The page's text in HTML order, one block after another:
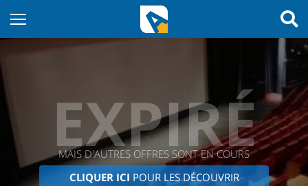
EXPIRÉ
MAIS D'AUTRES OFFRES SONT EN COURS
CLIQUER ICI POUR LES DÉCOUVRIR